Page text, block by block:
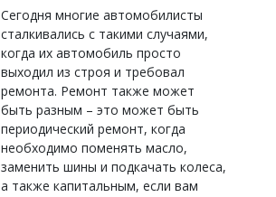
Сегодня многие автомобилисты
сталкивались с такими случаями,
когда их автомобиль просто
выходил из строя и требовал
ремонта. Ремонт также может
быть разным – это может быть
периодический ремонт, когда
необходимо поменять масло,
заменить шины и подкачать колеса,
а также капитальным, если вам